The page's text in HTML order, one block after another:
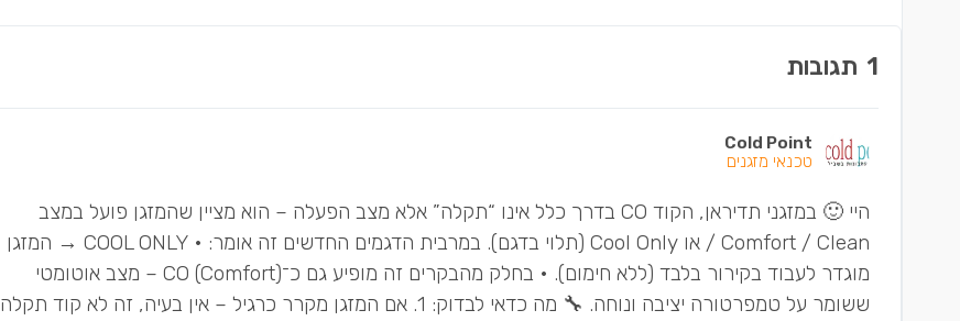
1 תגובות
Cold Point
טכנאי מזגנים
היי 🙂 במזגני תדיראן, הקוד CO בדרך כלל אינו “תקלה” אלא מצב הפעלה – הוא מציין שהמזגן פועל במצב
Comfort / Clean / או Cool Only (תלוי בדגם). במרבית הדגמים החדשים זה אומר: • COOL ONLY → המזגן
מוגדר לעבוד בקירור בלבד (ללא חימום). • בחלק מהבקרים זה מופיע גם כ־CO (Comfort) – מצב אוטומטי
ששומר על טמפרטורה יציבה ונוחה. 🔧 מה כדאי לבדוק: 1. אם המזגן מקרר כרגיל – אין בעיה, זה לא קוד תקלה